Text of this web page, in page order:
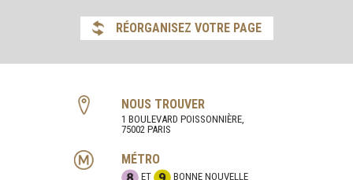
RÉORGANISEZ VOTRE PAGE
NOUS TROUVER
1 BOULEVARD POISSONNIÈRE,
75002 PARIS
MÉTRO
ET BONNE NOUVELLE